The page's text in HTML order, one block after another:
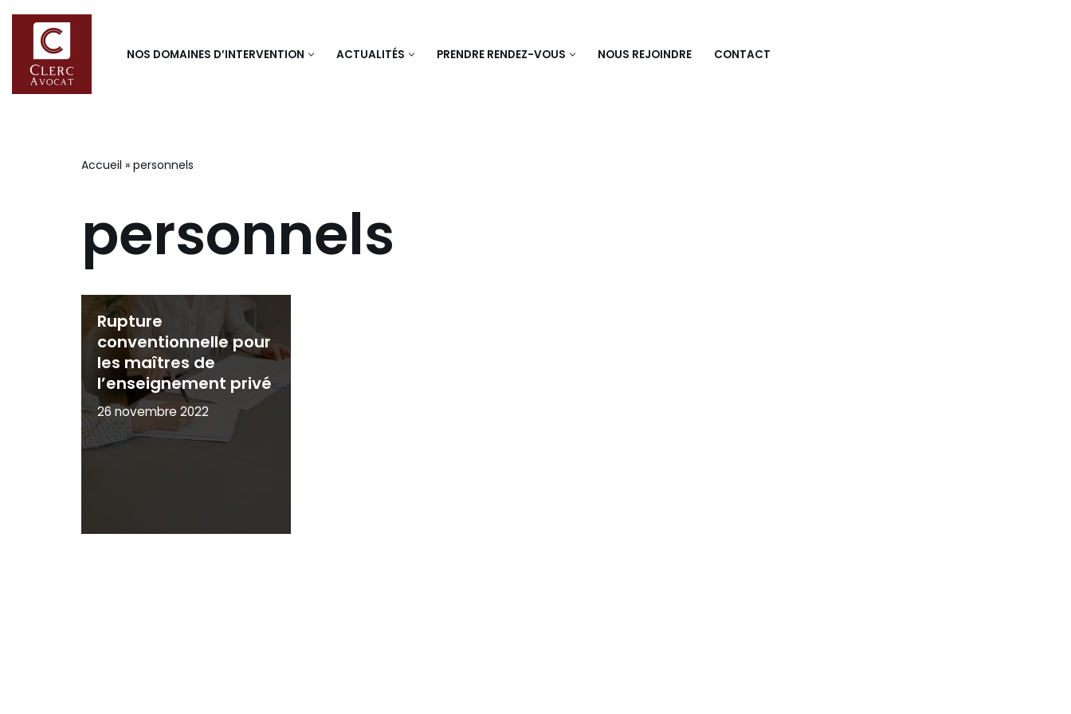
au
contenu
NOS DOMAINES D’INTERVENTION ACTUALITÉS PRENDRE RENDEZ-VOUS NOUS REJOINDRE CONTACT
Accueil » personnels
personnels
Rupture
conventionnelle pour
les maîtres de
l’enseignement privé
26 novembre 2022